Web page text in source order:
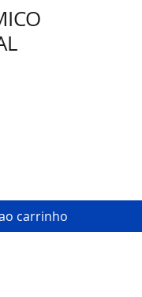
carrinho